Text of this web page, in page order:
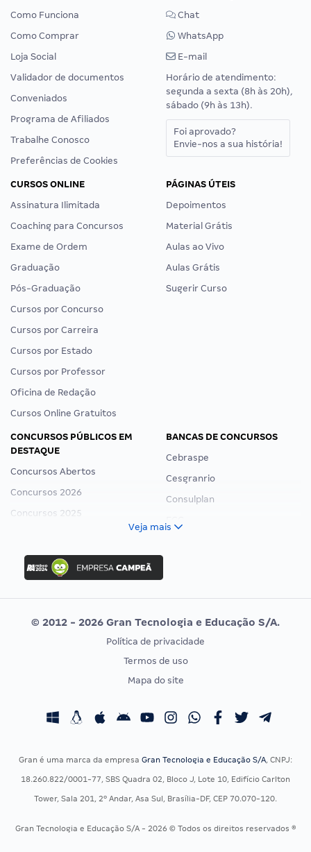
Como Funciona
Como Comprar
Loja Social
Validador de documentos
Conveniados
Programa de Afiliados
Trabalhe Conosco
Preferências de Cookies
Chat
WhatsApp
E-mail
Horário de atendimento:
segunda a sexta (8h às 20h),
sábado (9h às 13h).
Foi aprovado?
Envie-nos a sua história!
CURSOS ONLINE
Assinatura Ilimitada
Coaching para Concursos
Exame de Ordem
Graduação
Pós-Graduação
Cursos por Concurso
Cursos por Carreira
Cursos por Estado
Cursos por Professor
Oficina de Redação
Cursos Online Gratuitos
PÁGINAS ÚTEIS
Depoimentos
Material Grátis
Aulas ao Vivo
Aulas Grátis
Sugerir Curso
CONCURSOS PÚBLICOS EM
DESTAQUE
Concursos Abertos
Concursos 2026
Concursos 2025
Concurso Ibama
Concurso MPU
Editais publicados
BANCAS DE CONCURSOS
Cebraspe
Cesgranrio
Consulplan
Vunesp
CONCURSOS POR PROFISSÃO
Concursos Fiscais
Residência Multiprofissional
EXAME DE ORDEM
Calendário OAB
Veja mais
© 2012 - 2026 Gran Tecnologia e Educação S/A.
Política de privacidade
Termos de uso
Mapa do site
Gran é uma marca da empresa Gran Tecnologia e Educação S/A, CNPJ:
18.260.822/0001-77, SBS Quadra 02, Bloco J, Lote 10, Edifício Carlton
Tower, Sala 201, 2º Andar, Asa Sul, Brasília-DF, CEP 70.070-120.
Gran Tecnologia e Educação S/A - 2026 © Todos os direitos reservados ®